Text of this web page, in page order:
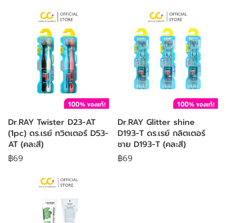
Dr.RAY Twister D23-AT
(1pc) ดร.เรย์ ทวิตเตอร์ D53-
AT (คละสี)
฿69
Dr.RAY Glitter shine
D193-T ดร.เรย์ กลิตเตอร์
ชาย D193-T (คละสี)
฿69